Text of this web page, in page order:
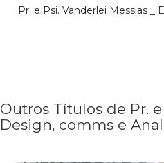
Pr. e Psi. Vanderlei Messias
Outros Títulos de Pr.
Design, comms e